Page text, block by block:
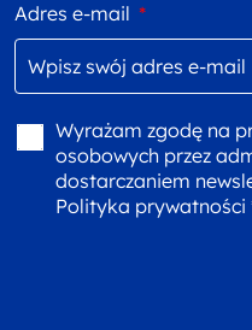
Adres e-mail *
Wyrażam zgodę na
osobowych przez
dostarczaniem
Polityka prywatności